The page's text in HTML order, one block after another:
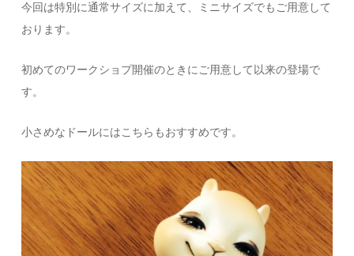
今回は特別に通常サイズに加えて、ミニサイズでもご用意して
おります。
初めてのワークショプ開催のときにご用意して以来の登場で
す。
小さめなドールにはこちらもおすすめです。